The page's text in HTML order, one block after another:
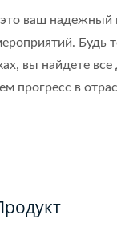
ваш надежный
вы найдете
прогресс в